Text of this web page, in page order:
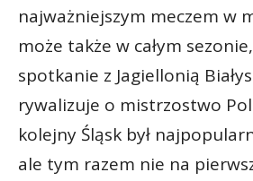
najważniejszym meczem w
może także w całym
spotkanie z Jagiellonią
rywalizuje o mistrzostwo
kolejny Śląsk był
ale tym razem nie na